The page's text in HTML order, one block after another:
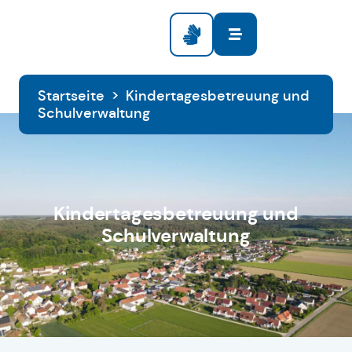
Startseite > Kindertagesbetreuung und
Schulverwaltung
Kindertagesbetreuung und
Schulverwaltung